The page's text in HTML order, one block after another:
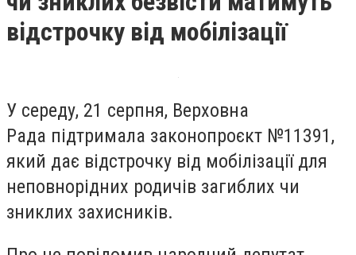
відстрочку від мобілізації
У середу, 21 серпня, Верховна
Рада підтримала законопроєкт №11391,
який дає відстрочку від мобілізації для
неповнорідних родичів загиблих чи
зниклих захисників.